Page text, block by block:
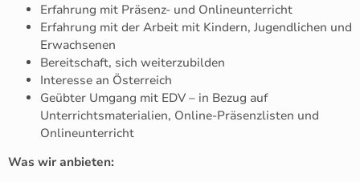
Erfahrung mit Präsenz- und Onlineunterricht
Erfahrung mit der Arbeit mit Kindern, Jugendlichen und
Erwachsenen
Bereitschaft, sich weiterzubilden
Interesse an Österreich
Geübter Umgang mit EDV – in Bezug auf
Unterrichtsmaterialien, Online-Präsenzlisten und
Onlineunterricht
Was wir anbieten: